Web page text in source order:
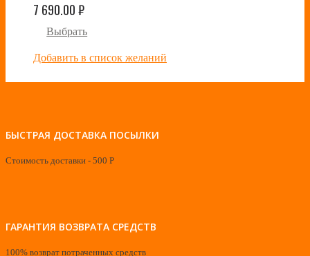
7 690.00₽
Выбрать
Добавить в список желаний
БЫСТРАЯ ДОСТАВКА ПОСЫЛКИ
Стоимость доставки - 500 Р
ГАРАНТИЯ ВОЗВРАТА СРЕДСТВ
100% возврат потраченных средств